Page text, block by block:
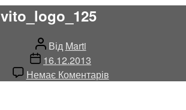
vito_logo_125
Автор
запису
Від Marti
Дата
запису
16.12.2013
Немає Коментарівдо